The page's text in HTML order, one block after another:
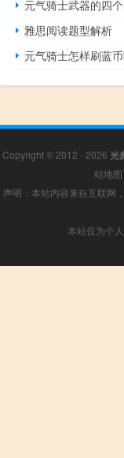
元气骑士武器的四
雅思阅读题型解析
元气骑士怎样刷蓝
Copyright © 2012 - 2026 光
站地图
声明：本站内容来自互联网
本站仅为个